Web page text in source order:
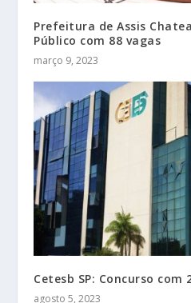
Prefeitura de Assis
Público com 88 vagas
março 9, 2023
Cetesb SP: Concurso com
agosto 5, 2023